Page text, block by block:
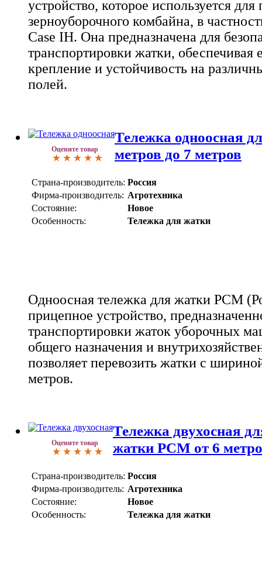
устройство, которое используется
зерноуборочного комбайна, в
Case IH. Она предназначена для
транспортировки жатки, обеспечивая
крепление и устойчивость на
полей.
Оцените товар
Тележка одноосная
метров до 7 метров
Страна-производитель: Россия
Фирма-производитель: Агротехника
Состояние:
Новое
Особенность:
Тележка для жатки
Одноосная тележка для жатки РСМ
прицепное устройство,
транспортировки жаток уборочных
общего назначения и
позволяет перевозить жатки с
метров.
Оцените товар
Тележка двухосная
жатки РСМ от 6
Страна-производитель: Россия
Фирма-производитель: Агротехника
Состояние:
Новое
Особенность:
Тележка для жатки